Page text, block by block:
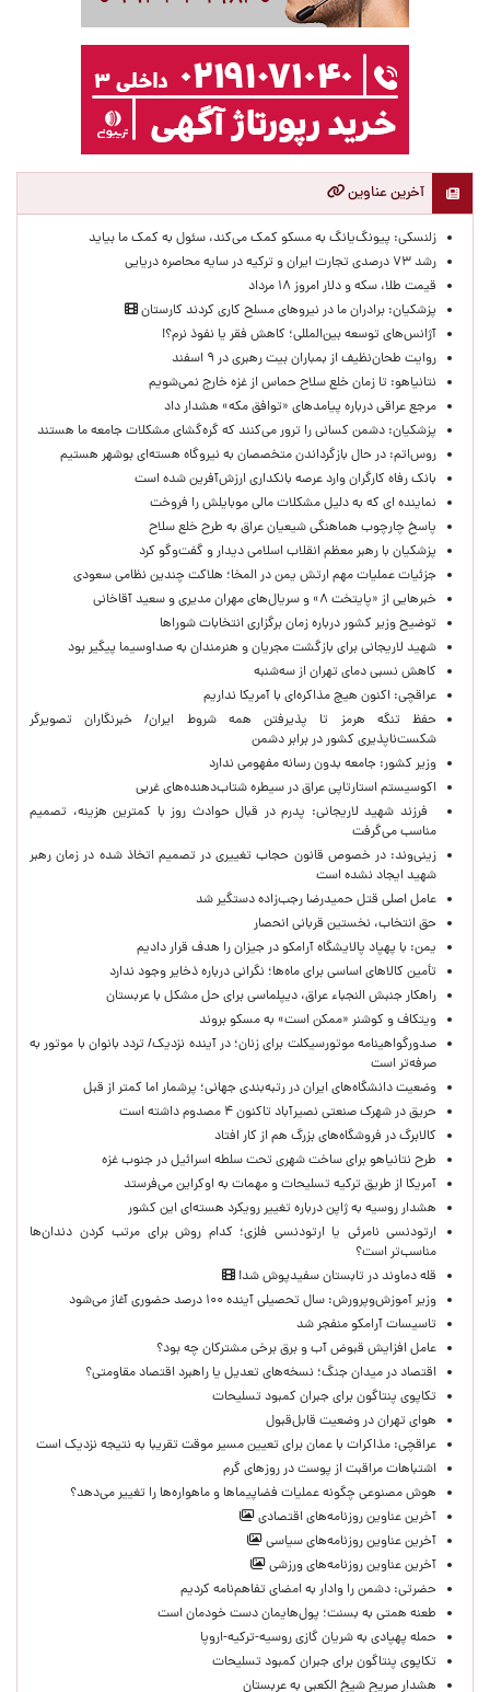
آخرین عناوین
زلنسکی: پیونگ‌یانگ به مسکو کمک می‌کند، سئول به کمک ما بیاید
رشد ۷۳ درصدی تجارت ایران و ترکیه در سایه محاصره دریایی
قیمت طلا، سکه و دلار امروز ۱۸ مرداد
پزشکیان: برادران ما در نیروهای مسلح کاری کردند کارستان
آژانس‌های توسعه بین‌المللی؛ کاهش فقر یا نفوذ نرم؟!
روایت طحان‌نظیف از بمباران بیت رهبری در ۹ اسفند
نتانیاهو: تا زمان خلع سلاح حماس از غزه خارج نمی‌شویم
مرجع عراقی درباره پیامدهای «توافق مکه» هشدار داد
پزشکیان: دشمن کسانی را ترور می‌کنند که گره‌گشای مشکلات جامعه ما هستند
روس‌اتم: در حال بازگرداندن متخصصان به نیروگاه هسته‌ای بوشهر هستیم
بانک رفاه کارگران وارد عرصه بانکداری ارزش‌آفرین شده است
نماینده ای که به دلیل مشکلات مالی موبایلش را فروخت
پاسخ چارچوب هماهنگی شیعیان عراق به طرح خلع سلاح
پزشکیان با رهبر معظم انقلاب اسلامی دیدار و گفت‌وگو کرد
جزئیات عملیات مهم ارتش یمن در المخا؛ هلاکت چندین نظامی سعودی
خبرهایی از «پایتخت ۸» و سریال‌های مهران مدیری و سعید آقاخانی
توضیح وزیر کشور درباره زمان برگزاری انتخابات شوراها
شهید لاریجانی برای بازگشت مجریان و هنرمندان به صداوسیما پیگیر بود
کاهش نسبی دمای تهران از سه‌شنبه
عراقچی: اکنون هیچ مذاکره‌ای با آمریکا نداریم
حفظ تنگه هرمز تا پذیرفتن همه شروط ایران/ خبرنگاران تصویرگر
شکست‌ناپذیری کشور در برابر دشمن
وزیر کشور: جامعه بدون رسانه مفهومی ندارد
اکوسیستم استارتاپی عراق در سیطره شتاب‌دهنده‌‌های غربی
فرزند شهید لاریجانی: پدرم در قبال حوادث روز با کمترین هزینه، تصمیم
مناسب می‌گرفت
زینی‌وند: در خصوص قانون حجاب تغییری در تصمیم اتخاذ شده در زمان رهبر
شهید ایجاد نشده است
عامل اصلی قتل حمیدرضا رجب‌زاده دستگیر شد
حق انتخاب، نخستین قربانی انحصار
یمن: با پهپاد پالایشگاه آرامکو در جیزان را هدف قرار دادیم
تأمین کالاهای اساسی برای ماه‌ها؛ نگرانی درباره ذخایر وجود ندارد
راهکار جنبش النجباء عراق، دیپلماسی برای حل مشکل با عربستان
ویتکاف و کوشنر «ممکن است» به مسکو بروند
صدورگواهینامه موتورسیکلت برای زنان؛ در آینده نزدیک/ تردد بانوان با موتور به‌
صرفه‌تر است
وضعیت دانشگاه‌های ایران در رتبه‌بندی جهانی؛ پرشمار اما کمتر از قبل
حریق در شهرک صنعتی نصیرآباد تاکنون ۴ مصدوم داشته است
کالابرگ در فروشگاه‌های بزرگ هم از کار افتاد
طرح نتانیاهو برای ساخت شهری تحت سلطه اسرائیل در جنوب غزه
آمریکا از طریق ترکیه تسلیحات و مهمات به اوکراین می‌فرستد
هشدار روسیه به ژاپن درباره تغییر رویکرد هسته‌ای این کشور
ارتودنسی نامرئی یا ارتودنسی فلزی؛ کدام روش برای مرتب کردن دندان‌ها
مناسب‌تر است؟
قله دماوند در تابستان سفیدپوش شد!
وزیر آموزش‌وپرورش: سال تحصیلی آینده ۱۰۰ درصد حضوری آغاز می‌شود
تاسیسات آرامکو منفجر شد
عامل افزایش قبوض آب و برق برخی مشترکان چه بود؟
اقتصاد در میدان جنگ؛ نسخه‌های تعدیل یا راهبرد اقتصاد مقاومتی؟
تکاپوی پنتاگون برای جبران کمبود تسلیحات
هوای تهران در وضعیت قابل‌قبول
عراقچی: مذاکرات با عمان برای تعیین مسیر موقت تقریبا به نتیجه نزدیک است
اشتباهات مراقبت از پوست در روزهای گرم
هوش مصنوعی چگونه عملیات فضاپیماها و ماهواره‌ها را تغییر می‌دهد؟
آخرین عناوین روزنامه‌های اقتصادی
آخرین عناوین روزنامه‌های سیاسی
آخرین عناوین روزنامه‌های ورزشی
حضرتی: دشمن را وادار به امضای تفاهم‌نامه کردیم
طعنه همتی به بسنت؛ پول‌هایمان دست خودمان است
حمله پهپادی به شریان گازی روسیه-ترکیه-اروپا
تکاپوی پنتاگون برای جبران کمبود تسلیحات
هشدار صریح شیخ الکعبی به عربستان